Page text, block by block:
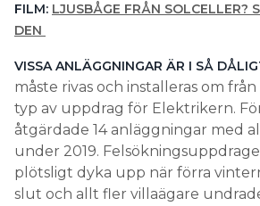
FILM: LJUSBÅGE FRÅN SOLCELLER?
DEN
VISSA ANLÄGGNINGAR ÄR I SÅ
måste rivas och installeras om
typ av uppdrag för Elektrikern.
åtgärdade 14 anläggningar med
under 2019.
plötsligt dyka upp när förra
slut och allt fler villaägare